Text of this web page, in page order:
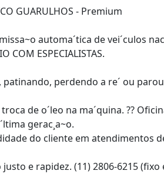
GUARULHOS - Premium
automa´tica de vei´culos
COM ESPECIALISTAS.
patinando, perdendo a re´ ou
de o´leo na ma´quina. ??
gerac¸a~o.
do cliente em atendimentos
e rapidez. (11) 2806-6215 (fixo